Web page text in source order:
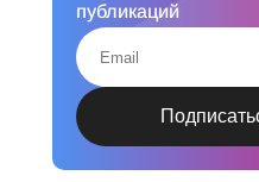
публикаций